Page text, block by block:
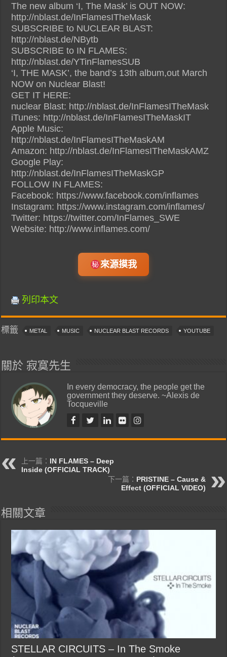
The new album ‘I, The Mask’ is OUT NOW:
http://nblast.de/InFlamesITheMask
SUBSCRIBE to NUCLEAR BLAST:
http://nblast.de/NBytb
SUBSCRIBE to IN FLAMES:
http://nblast.de/YTinFlamesSUB
‘I, THE MASK’, the band’s 13th album,out March
NOW on Nuclear Blast!
GET IT HERE:
nuclear Blast: http://nblast.de/InFlamesITheMask
iTunes: http://nblast.de/InFlamesITheMaskIT
Apple Music:
http://nblast.de/InFlamesITheMaskAM
Amazon: http://nblast.de/InFlamesITheMaskAMZ
Google Play:
http://nblast.de/InFlamesITheMaskGP
FOLLOW IN FLAMES:
Facebook: https://www.facebook.com/inflames
Instagram: https://www.instagram.com/inflames/
Twitter: https://twitter.com/InFlames_SWE
Website: http://www.inflames.com/
來源摸我
列印本文
標籤 METAL MUSIC NUCLEAR BLAST RECORDS YOUTUBE
關於 寂寞先生
In every democracy, the people get the
government they deserve. ~Alexis de
Tocqueville
上一篇： IN FLAMES – Deep
Inside (OFFICIAL TRACK)
下一篇： PRISTINE – Cause &
Effect (OFFICIAL VIDEO)
相關文章
STELLAR CIRCUITS – In The Smoke